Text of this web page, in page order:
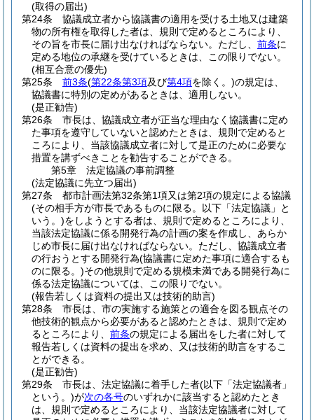
(取得の届出)
第24条
協議成立者から協議書の適用を受ける土地又は建築
物の所有権を取得した者は、規則で定めるところにより、
その旨を市長に届け出なければならない。 ただし、 前条に
定める地位の承継を受けているときは、この限りでない。
(相互合意の優先)
第25条
前3条(第22条第3項及び第4項を除く。)の規定は、
協議書に特別の定めがあるときは、適用しない。
(是正勧告)
第26条
市長は、協議成立者が正当な理由なく協議書に定め
た事項を遵守していないと認めたときは、規則で定めると
ころにより、当該協議成立者に対して是正のために必要な
措置を講ずべきことを勧告することができる。
第5章
法定協議の事前調整
(法定協議に先立つ届出)
第27条
都市計画法第32条第1項又は第2項の規定による協議
(その相手方が市長であるものに限る。以下「法定協議」と
いう。)をしようとする者は、規則で定めるところにより、
当該法定協議に係る開発行為の計画の案を作成し、あらか
じめ市長に届け出なければならない。 ただし、協議成立者
の行おうとする開発行為(協議書に定めた事項に適合するも
のに限る。)その他規則で定める規模未満である開発行為に
係る法定協議については、この限りでない。
(報告若しくは資料の提出又は技術的助言)
第28条
市長は、市の実施する施策との適合を図る観点その
他技術的観点から必要があると認めたときは、規則で定め
るところにより、 前条の規定による届出をした者に対して
報告若しくは資料の提出を求め、又は技術的助言をするこ
とができる。
(是正勧告)
第29条
市長は、法定協議に着手した者(以下「法定協議者」
という。)が次の各号のいずれかに該当すると認めたとき
は、規則で定めるところにより、当該法定協議者に対して